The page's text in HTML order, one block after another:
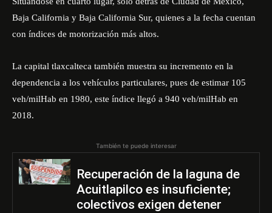
Baja California y Baja California Sur, quienes a la fecha cuentan
con índices de motorización más altos.
La capital tlaxcalteca también muestra su incremento en la
dependencia a los vehículos particulares, pues de estimar 105
veh/milHab en 1980, este índice llegó a 940 veh/milHab en
2018.
También te puede interesar
Recuperación de la laguna de
Acuitlapilco es insuficiente;
colectivos exigen detener